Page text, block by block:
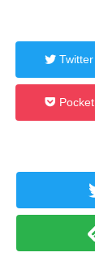
Twitter
Pocket